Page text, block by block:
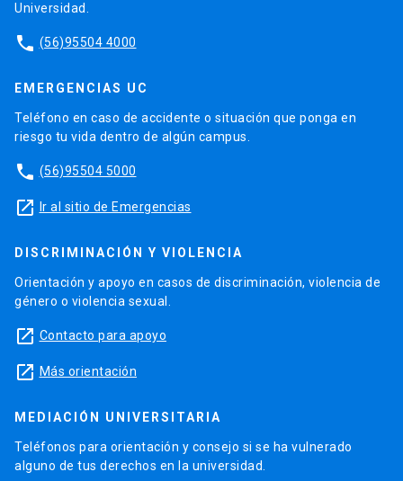
Universidad.
phone (56)95504 4000
EMERGENCIAS UC
Teléfono en caso de accidente o situación que ponga en
riesgo tu vida dentro de algún campus.
phone (56)95504 5000
launch Ir al sitio de Emergencias
DISCRIMINACIÓN Y VIOLENCIA
Orientación y apoyo en casos de discriminación, violencia de
género o violencia sexual.
launch Contacto para apoyo
launch Más orientación
MEDIACIÓN UNIVERSITARIA
Teléfonos para orientación y consejo si se ha vulnerado
alguno de tus derechos en la universidad.